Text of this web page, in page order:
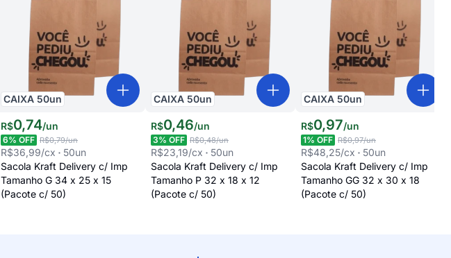
CAIXA 50un
R$0,74/un
6% OFF R$0,79/un
R$36,99/cx 50un
Sacola Kraft Delivery c/ Imp
Tamanho G 34 x 25 x 15
(Pacote c/ 50)
CAIXA 50un
R$0,46/un
3% OFF R$0,48/un
R$23,19/cx 50un
Sacola Kraft Delivery c/ Imp
Tamanho P 32 x 18 x 12
(Pacote c/ 50)
CAIXA 50un
R$0,97/un
1% OFF R$0,97/un
R$48,25/cx 50un
Sacola Kraft Delivery c/ Imp
Tamanho GG 32 x 30 x 18
(Pacote c/ 50)